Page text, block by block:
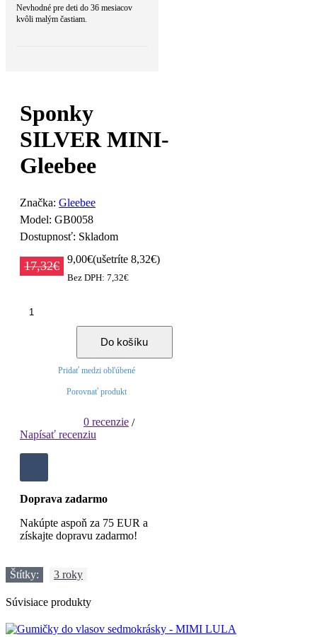
Nevhodné pre deti do 36 mesiacov
kvôli malým častiam.
Sponky
SILVER MINI-
Gleebee
Značka: Gleebee
Model: GB0058
Dostupnosť: Skladom
17,32€ 9,00€(ušetríte 8,32€)
Bez DPH: 7,32€
Do košíku
Pridať medzi obľúbené
Porovnať produkt
0 recenzie /
Napísať recenziu
Doprava zadarmo
Nakúpte aspoň za 75 EUR a
získajte dopravu zadarmo!
Štítky: 3 roky
Súvisiace produkty